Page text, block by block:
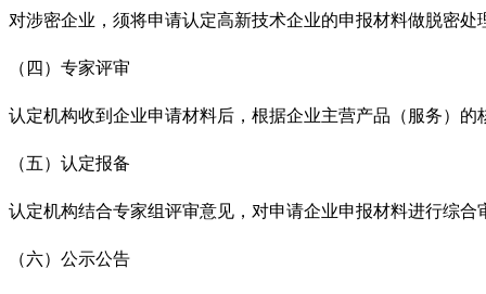
对涉密企业，须将申请认定高新技术企业的申报材料做脱密处
（四）专家评审
认定机构收到企业申请材料后，根据企业主营产品（服务）
（五）认定报备
认定机构结合专家组评审意见，对申请企业申报材料进行综
（六）公示公告